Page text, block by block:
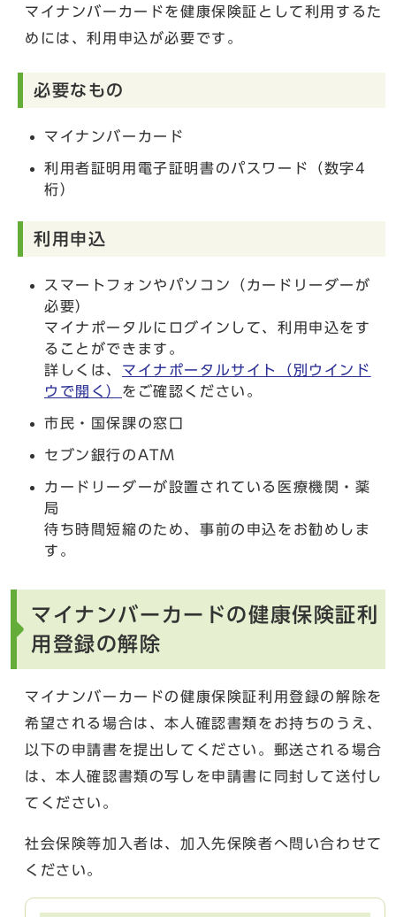
マイナンバーカードを健康保険証として利用するた
めには、利用申込が必要です。
必要なもの
マイナンバーカード
利用者証明用電子証明書のパスワード（数字4
桁）
利用申込
スマートフォンやパソコン（カードリーダーが
必要）
マイナポータルにログインして、利用申込をす
ることができます。
詳しくは、 マイナポータルサイト
（別ウインド
ウで開く） をご確認ください。
市民・国保課の窓口
セブン銀行のATM
カードリーダーが設置されている医療機関・薬
局
待ち時間短縮のため、事前の申込をお勧めしま
す。
マイナンバーカードの健康保険証利
用登録の解除
マイナンバーカードの健康保険証利用登録の解除を
希望される場合は、本人確認書類をお持ちのうえ、
以下の申請書を提出してください。郵送される場合
は、本人確認書類の写しを申請書に同封して送付し
てください。
社会保険等加入者は、加入先保険者へ問い合わせて
ください。